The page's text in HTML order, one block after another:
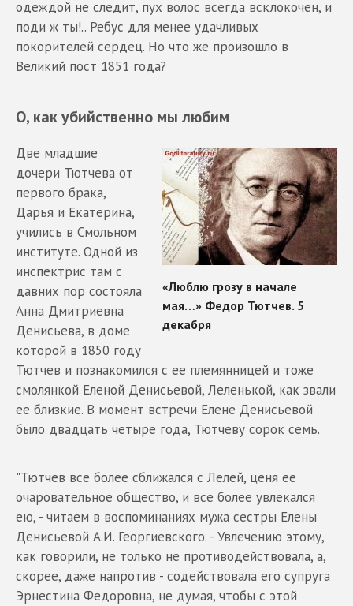
одеждой не следит, пух волос всегда всклокочен, и
поди ж ты!.. Ребус для менее удачливых
покорителей сердец. Но что же произошло в
Великий пост 1851 года?
О, как убийственно мы любим
Две младшие
дочери Тютчева от
первого брака,
Дарья и Екатерина,
учились в Смольном
институте. Одной из
инспектрис там с
давних пор состояла
Анна Дмитриевна
Денисьева, в доме
которой в 1850 году
Тютчев и познакомился с ее племянницей и тоже
смолянкой Еленой Денисьевой, Леленькой, как звали
ее близкие. В момент встречи Елене Денисьевой
было двадцать четыре года, Тютчеву сорок семь.
"Тютчев все более сближался с Лелей, ценя ее
очаровательное общество, и все более увлекался
ею, - читаем в воспоминаниях мужа сестры Елены
Денисьевой А.И. Георгиевского. - Увлечению этому,
как говорили, не только не противодействовала, а,
скорее, даже напротив - содействовала его супруга
Эрнестина Федоровна, не думая, чтобы с этой